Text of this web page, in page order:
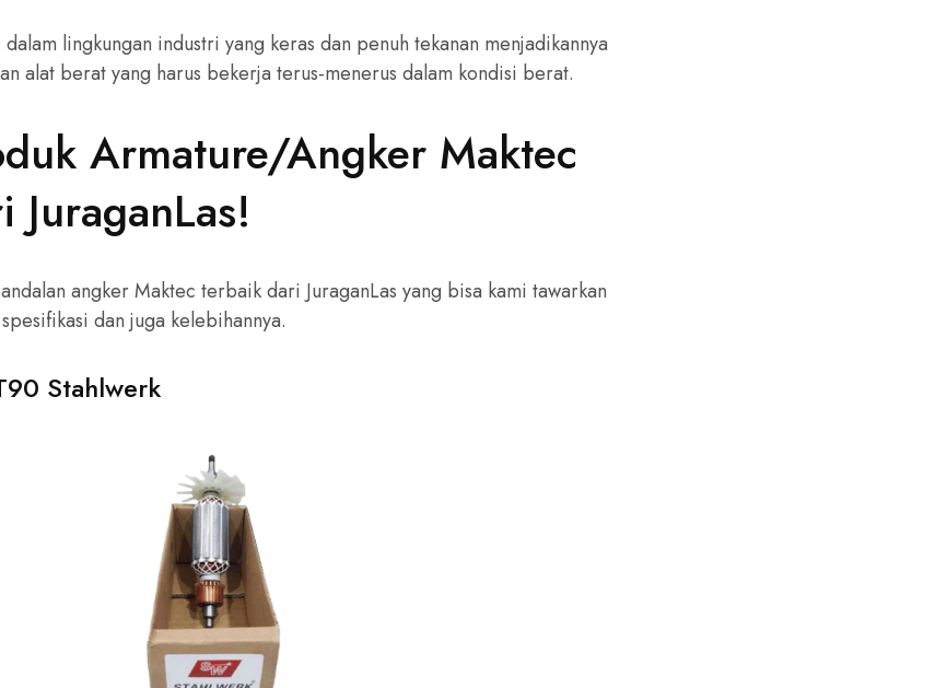
lingkungan industri yang keras dan penuh tekanan menjadikannya
alat berat yang harus bekerja terus-menerus dalam kondisi berat.
Armature/Angker Maktec
JuraganLas!
angker Maktec terbaik dari JuraganLas yang bisa kami tawarkan
dan juga kelebihannya.
Stahlwerk